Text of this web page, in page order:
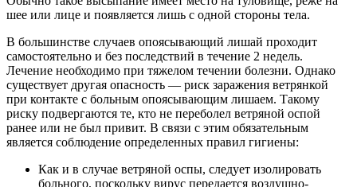
шее или лице и появляется лишь с одной стороны тела.
В большинстве случаев опоясывающий лишай проходит
самостоятельно и без последствий в течение 2 недель.
Лечение необходимо при тяжелом течении болезни. Однако
существует другая опасность — риск заражения ветрянкой
при контакте с больным опоясывающим лишаем. Такому
риску подвергаются те, кто не переболел ветряной оспой
ранее или не был привит. В связи с этим обязательным
является соблюдение определенных правил гигиены:
Как и в случае ветряной оспы, следует изолировать
больного, поскольку вирус передается воздушно-